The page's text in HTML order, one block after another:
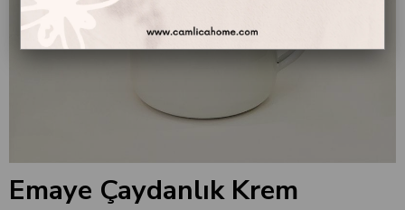
Emaye Çaydanlık Krem